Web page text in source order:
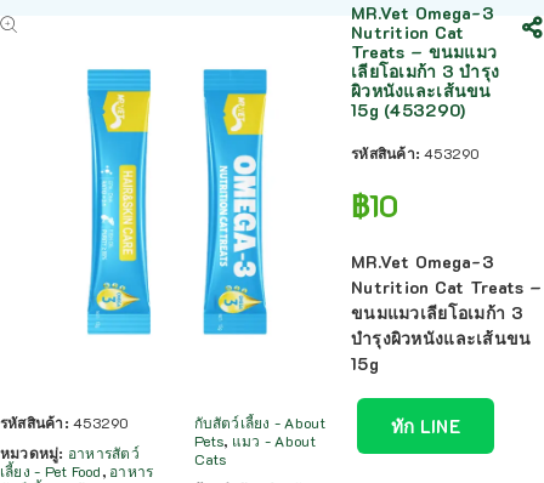
รหัสสินค้า:453290
หมวดหมู่: อาหารสัตว์
เลี้ยง - Pet Food, อาหาร
กับสัตว์เลี้ยง - About
Pets, แมว - About
Cats
MR.Vet Omega-3
Nutrition Cat
Treats – ขนมแมว
เลียโอเมก้า 3 บำรุง
ผิวหนังและเส้นขน
15g (453290)
รหัสสินค้า:453290
฿10
MR.Vet Omega-3
Nutrition Cat Treats –
ขนมแมวเลียโอเมก้า 3
บำรุงผิวหนังและเส้นขน
15g
ทัก LINE